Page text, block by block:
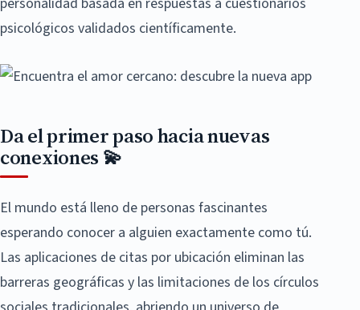
psicológicos validados científicamente.
Da el primer paso hacia nuevas
conexiones 💫
El mundo está lleno de personas fascinantes
esperando conocer a alguien exactamente como tú.
Las aplicaciones de citas por ubicación eliminan las
barreras geográficas y las limitaciones de los círculos